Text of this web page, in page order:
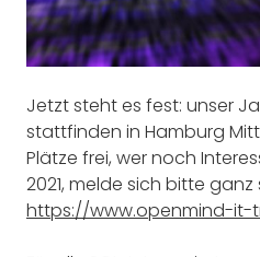
Jetzt steht es fest: unser
stattfinden in Hamburg
Plätze frei, wer noch
2021, melde sich bitte ganz
https://www.openmind-it-